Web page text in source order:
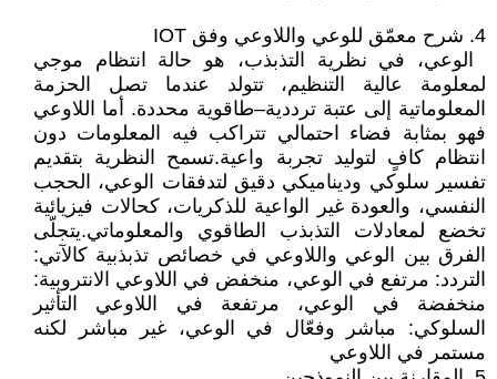
4. شرح معمّق للوعي واللاوعي وفق IOT
‎ الوعي، في نظرية التذبذب، هو حالة انتظام موجي
لمعلومة عالية التنظيم، تتولد عندما تصل الحزمة
المعلوماتية إلى عتبة ترددية–طاقوية محددة. أما اللاوعي
فهو بمثابة فضاء احتمالي تتراكب فيه المعلومات دون
انتظام كافٍ لتوليد تجربة واعية. تسمح النظرية بتقديم
تفسير سلوكي وديناميكي دقيق لتدفقات الوعي، الحجب
النفسي، والعودة غير الواعية للذكريات، كحالات فيزيائية
تخضع لمعادلات التذبذب الطاقوي والمعلوماتي. يتجلّى
الفرق بين الوعي واللاوعي في خصائص تذبذبية كالآتي:
التردد: مرتفع في الوعي، منخفض في اللاوعي الانتروبية:
منخفضة في الوعي، مرتفعة في اللاوعي التأثير
السلوكي: مباشر وفعّال في الوعي، غير مباشر لكنه
مستمر في اللاوعي